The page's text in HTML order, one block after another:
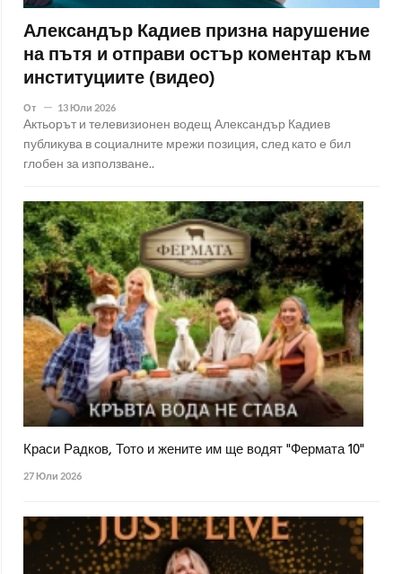
Александър Кадиев призна нарушение
на пътя и отправи остър коментар към
институциите (видео)
От 13 Юли 2026
Актьорът и телевизионен водещ Александър Кадиев
публикува в социалните мрежи позиция, след като е бил
глобен за използване..
Краси Радков, Тото и жените им ще водят "Фермата 10"
27 Юли 2026